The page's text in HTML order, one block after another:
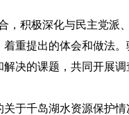
，积极深化与民主党派
重提出的体会和做法
决的课题，共同开展
关于千岛湖水资源保护